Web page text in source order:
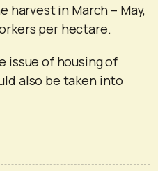
in March – May,
per hectare.
issue of housing of
also be taken into